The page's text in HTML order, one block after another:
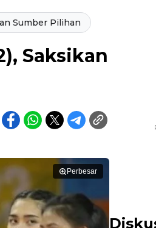
Sumber Pilihan
Saksikan
Perbesar